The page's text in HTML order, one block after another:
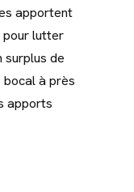
apportent
pour lutter
surplus de
à près
apports